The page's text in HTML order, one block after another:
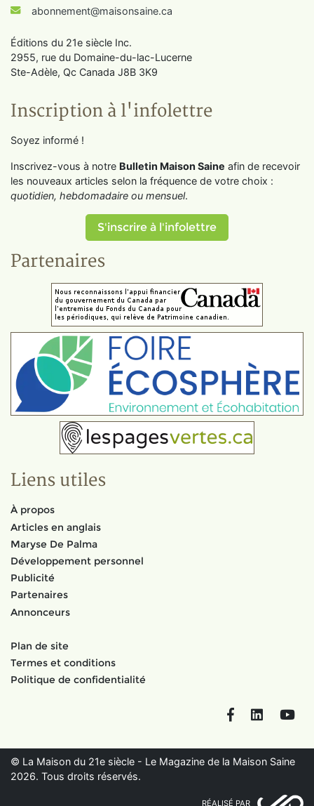
abonnement@maisonsaine.ca
Éditions du 21e siècle Inc.
2955, rue du Domaine-du-lac-Lucerne
Ste-Adèle, Qc Canada J8B 3K9
Inscription à l'infolettre
Soyez informé !
Inscrivez-vous à notre Bulletin Maison Saine afin de recevoir
les nouveaux articles selon la fréquence de votre choix :
quotidien, hebdomadaire ou mensuel.
S'inscrire à l'infolettre
Partenaires
Liens utiles
À propos
Articles en anglais
Maryse De Palma
Développement personnel
Publicité
Partenaires
Annonceurs
Plan de site
Termes et conditions
Politique de confidentialité
FacebookLinkedIn
© La Maison du 21e siècle - Le Magazine de la Maison Saine
2026. Tous droits réservés.
RÉALISÉ PAR